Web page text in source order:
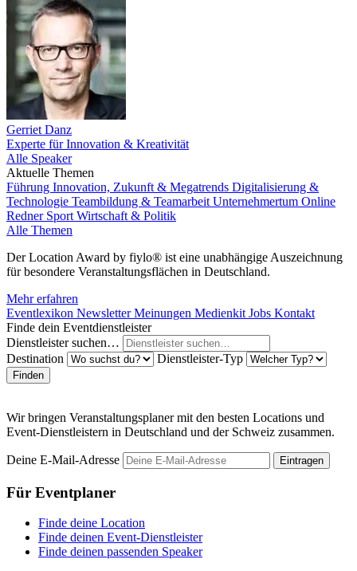
Gerriet Danz
Experte für Innovation & Kreativität
Alle Speaker
Aktuelle Themen
Führung Innovation, Zukunft & Megatrends Digitalisierung &
Technologie Teambildung & Teamarbeit Unternehmertum Online
Redner Sport Wirtschaft & Politik
Alle Themen
Der Location Award by fiylo® ist eine unabhängige Auszeichnung
für besondere Veranstaltungsflächen in Deutschland.
Mehr erfahren
Eventlexikon NewsletterMeinungen Medienkit Jobs Kontakt
Finde dein Eventdienstleister
Dienstleister suchen…
Destination
Dienstleister-Typ
Finden
Wir bringen Veranstaltungsplaner mit den besten Locations und
Event-Dienstleistern in Deutschland und der Schweiz zusammen.
Deine E-Mail-Adresse Eintragen
Für Eventplaner
Finde deine Location
Finde deinen Event-Dienstleister
Finde deinen passenden Speaker